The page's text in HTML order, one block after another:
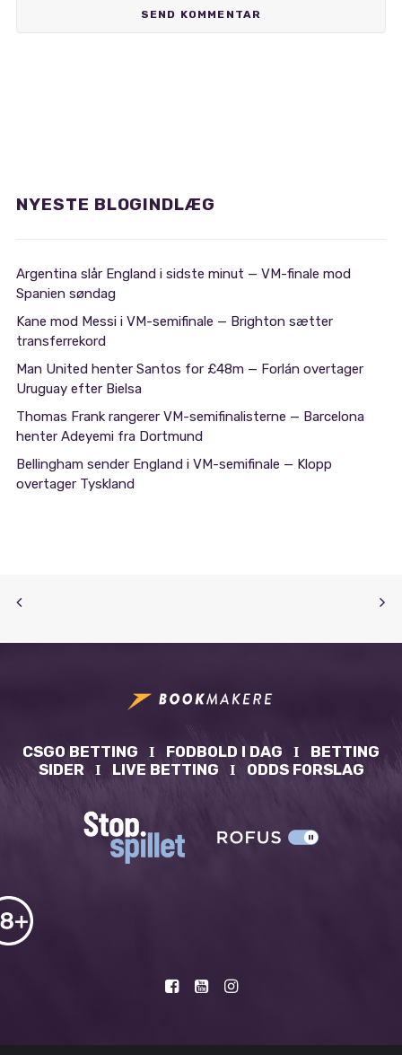
NYESTE BLOGINDLÆG
Argentina slår England i sidste minut — VM-finale mod
Spanien søndag
Kane mod Messi i VM-semifinale — Brighton sætter
transferrekord
Man United henter Santos for £48m — Forlán overtager
Uruguay efter Bielsa
Thomas Frank rangerer VM-semifinalisterne — Barcelona
henter Adeyemi fra Dortmund
Bellingham sender England i VM-semifinale — Klopp
overtager Tyskland
CSGO BETTING Ι FODBOLD I DAG Ι BETTING
SIDERΙ LIVE BETTING Ι ODDS FORSLAG